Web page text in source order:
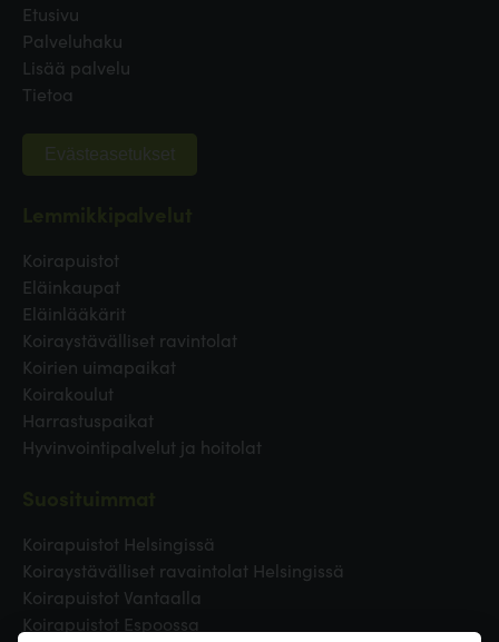
Etusivu
Palveluhaku
Lisää palvelu
Tietoa
Evästeasetukset
Koirapuistot
Eläinkaupat
Eläinlääkärit
Koiraystävälliset ravintolat
Koirien uimapaikat
Koirakoulut
Harrastuspaikat
Hyvinvointipalvelut ja hoitolat
Koirapuistot Helsingissä
Koiraystävälliset ravaintolat Helsingissä
Koirapuistot Vantaalla
Koirapuistot Espoossa